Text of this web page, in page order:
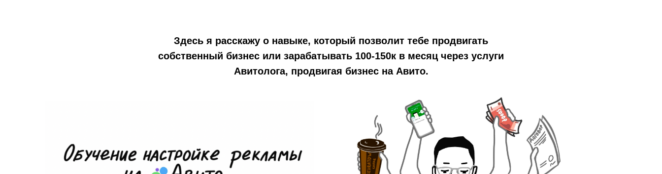
Здесь я расскажу о навыке, который позволит тебе продвигать
собственный бизнес или зарабатывать 100-150к в месяц через услуги
Авитолога, продвигая бизнес на Авито.